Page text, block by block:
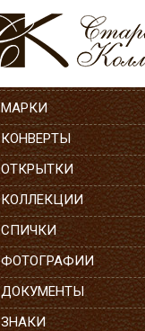
МАРКИ
КОНВЕРТЫ
ОТКРЫТКИ
КОЛЛЕКЦИИ
СПИЧКИ
ФОТОГРАФИИ
ДОКУМЕНТЫ
ЗНАКИ